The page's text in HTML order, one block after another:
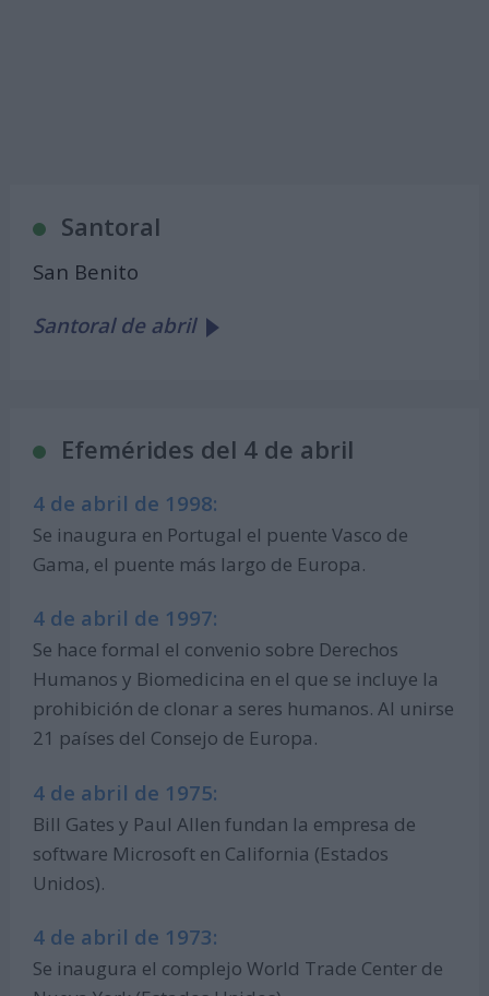
Santoral
San Benito
Santoral de abril
Efemérides del 4 de abril
4 de abril de 1998:
Se inaugura en Portugal el puente Vasco de
Gama, el puente más largo de Europa.
4 de abril de 1997:
Se hace formal el convenio sobre Derechos
Humanos y Biomedicina en el que se incluye la
prohibición de clonar a seres humanos. Al unirse
21 países del Consejo de Europa.
4 de abril de 1975:
Bill Gates y Paul Allen fundan la empresa de
software Microsoft en California (Estados
Unidos).
4 de abril de 1973:
Se inaugura el complejo World Trade Center de